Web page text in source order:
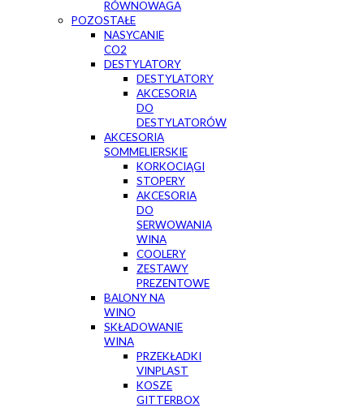
RÓWNOWAGA
POZOSTAŁE
NASYCANIE
CO2
DESTYLATORY
DESTYLATORY
AKCESORIA
DO
DESTYLATORÓW
AKCESORIA
SOMMELIERSKIE
KORKOCIĄGI
STOPERY
AKCESORIA
DO
SERWOWANIA
WINA
COOLERY
ZESTAWY
PREZENTOWE
BALONY NA
WINO
SKŁADOWANIE
WINA
PRZEKŁADKI
VINPLAST
KOSZE
GITTERBOX